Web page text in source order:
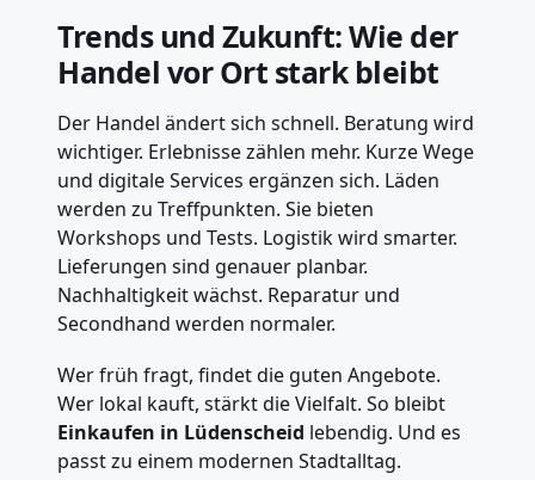
Trends und Zukunft: Wie der
Handel vor Ort stark bleibt
Der Handel ändert sich schnell. Beratung wird
wichtiger. Erlebnisse zählen mehr. Kurze Wege
und digitale Services ergänzen sich. Läden
werden zu Treffpunkten. Sie bieten
Workshops und Tests. Logistik wird smarter.
Lieferungen sind genauer planbar.
Nachhaltigkeit wächst. Reparatur und
Secondhand werden normaler.
Wer früh fragt, findet die guten Angebote.
Wer lokal kauft, stärkt die Vielfalt. So bleibt
Einkaufen in Lüdenscheid lebendig. Und es
passt zu einem modernen Stadtalltag.